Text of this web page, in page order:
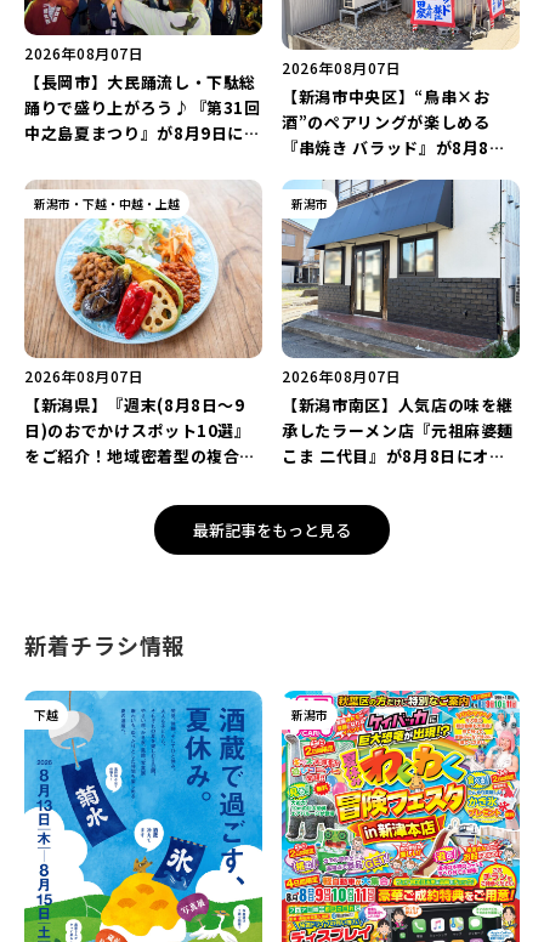
2026年08月07日
【長岡市】大民踊流し・下駄総
踊りで盛り上がろう♪『第31回
中之島夏まつり』が8月9日に開
手”のシュート対決は必見♪
2026年08月07日
【新潟市中央区】“鳥串×お
酒”のペアリングが楽しめる
『串焼き バラッド』が8月8日
インアップ♪
新潟市・下越・中越・上越
2026年08月07日
【新潟県】『週末(8月8日～9
日)のおでかけスポット10選』
をご紹介！地域密着型の複合施
ナ丸大新潟のサマーフェスタ
2026」がおすすめ♪
新潟市
2026年08月07日
【新潟市南区】人気店の味を継
承したラーメン店『元祖麻婆麺
こま 二代目』が8月8日にオー
た「麻婆麺」を復刻♪
最新記事をもっと見る
新着チラシ情報
下越 新潟市